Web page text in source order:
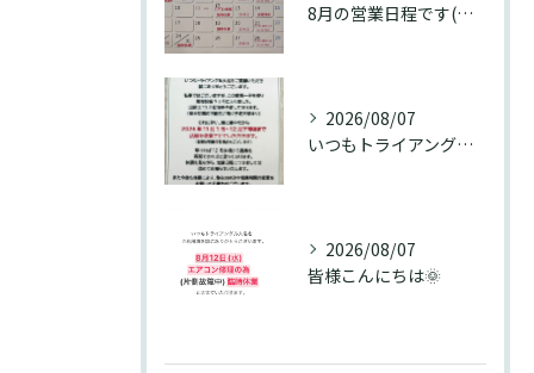
8月の営業日程です(訂正分)☺️
2026/08/07
いつもトライアングル大名をご愛顧頂き誠にありがとうございます...
2026/08/07
皆様こんにちは🌞